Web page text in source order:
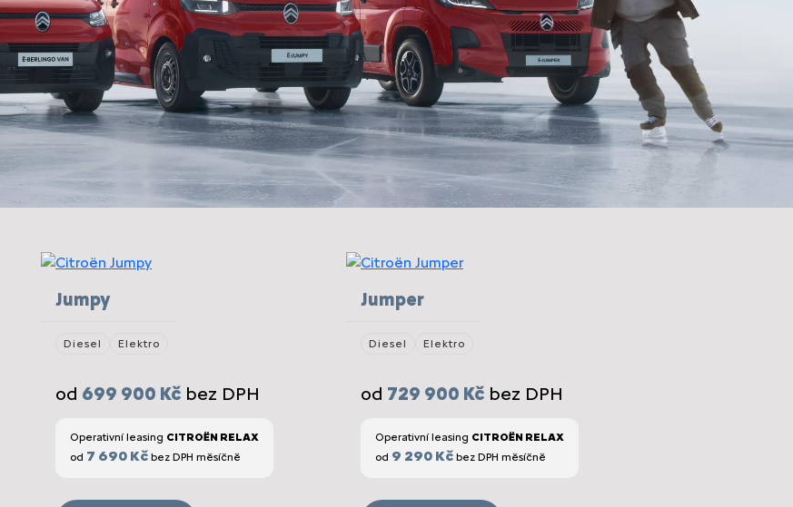
Jumpy
Diesel Elektro
od 699 900 Kč bez DPH
Operativní leasing CITROËN RELAX
od 7 690 Kč bez DPH měsíčně
Jumper
Diesel Elektro
od 729 900 Kč bez DPH
Operativní leasing CITROËN RELAX
od 9 290 Kč bez DPH měsíčně